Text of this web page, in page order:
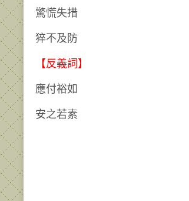
驚慌失措
猝不及防
【反義詞】
應付裕如
安之若素